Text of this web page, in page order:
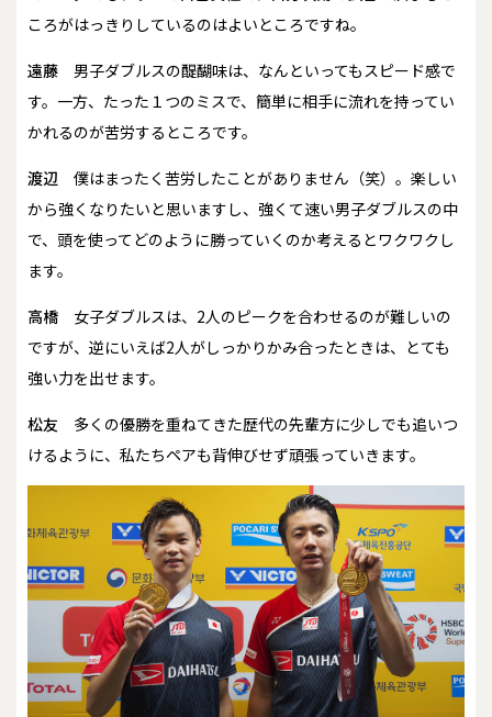
ころがはっきりしているのはよいところですね。
遠藤 男子ダブルスの醍醐味は、なんといってもスピード感で
す。一方、たった１つのミスで、簡単に相手に流れを持ってい
かれるのが苦労するところです。
渡辺 僕はまったく苦労したことがありません（笑）。楽しい
から強くなりたいと思いますし、強くて速い男子ダブルスの中
で、頭を使ってどのように勝っていくのか考えるとワクワクし
ます。
高橋 女子ダブルスは、2人のピークを合わせるのが難しいの
ですが、逆にいえば2人がしっかりかみ合ったときは、とても
強い力を出せます。
松友 多くの優勝を重ねてきた歴代の先輩方に少しでも追いつ
けるように、私たちペアも背伸びせず頑張っていきます。